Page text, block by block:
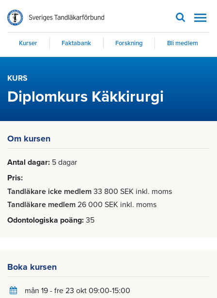
Kurser Faktabank Forskning Bli medlem
KURS
Diplomkurs Käkkirurgi
Om kursen
Antal dagar 5 dagar
Pris
Tandläkare icke medlem 33 800 SEK inkl. moms
Tandläkare medlem 26 000 SEK inkl. moms
Odontologiska poäng 35
Boka kursen
mån 19 - fre 23 okt 09:00-15:00